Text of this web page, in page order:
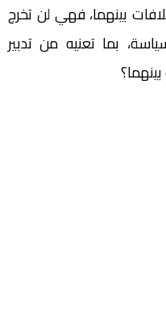
بينهما، فهي لن تخرج
بما تعنيه من تدبير